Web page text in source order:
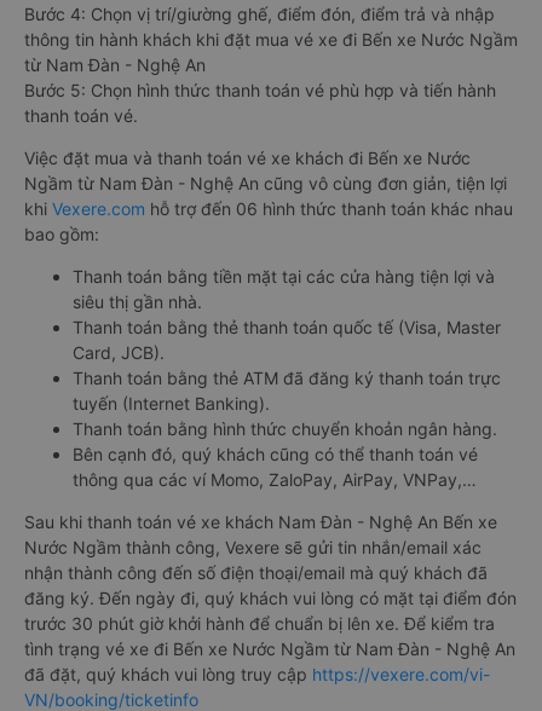
Bước 4: Chọn vị trí/giường ghế, điểm đón, điểm trả và nhập
thông tin hành khách khi đặt mua vé xe đi Bến xe Nước Ngầm
từ Nam Đàn - Nghệ An
Bước 5: Chọn hình thức thanh toán vé phù hợp và tiến hành
thanh toán vé.
Việc đặt mua và thanh toán vé xe khách đi Bến xe Nước
Ngầm từ Nam Đàn - Nghệ An cũng vô cùng đơn giản, tiện lợi
khi Vexere.com hỗ trợ đến 06 hình thức thanh toán khác nhau
bao gồm:
Thanh toán bằng tiền mặt tại các cửa hàng tiện lợi và
siêu thị gần nhà.
Thanh toán bằng thẻ thanh toán quốc tế (Visa, Master
Card, JCB).
Thanh toán bằng thẻ ATM đã đăng ký thanh toán trực
tuyến (Internet Banking).
Thanh toán bằng hình thức chuyển khoản ngân hàng.
Bên cạnh đó, quý khách cũng có thể thanh toán vé
thông qua các ví Momo, ZaloPay, AirPay, VNPay,…
Sau khi thanh toán vé xe khách Nam Đàn - Nghệ An Bến xe
Nước Ngầm thành công, Vexere sẽ gửi tin nhắn/email xác
nhận thành công đến số điện thoại/email mà quý khách đã
đăng ký. Đến ngày đi, quý khách vui lòng có mặt tại điểm đón
trước 30 phút giờ khởi hành để chuẩn bị lên xe. Để kiểm tra
tình trạng vé xe đi Bến xe Nước Ngầm từ Nam Đàn - Nghệ An
đã đặt, quý khách vui lòng truy cập https://vexere.com/vi-
VN/booking/ticketinfo